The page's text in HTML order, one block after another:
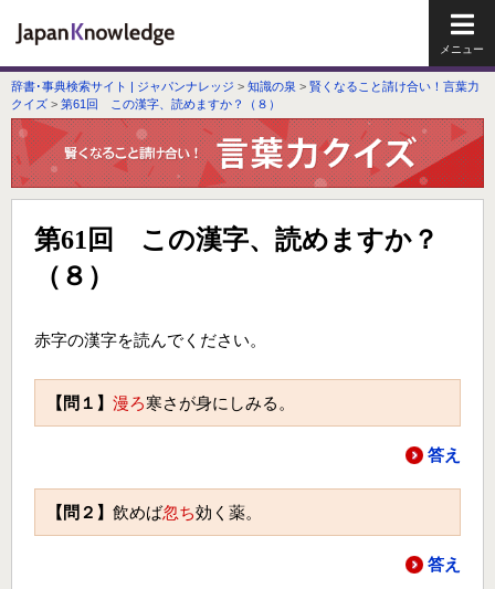
辞書･事典検索サイト | ジャパンナレッジ > 知識の泉 > 賢くなること請け合い！言葉力
クイズ > 第61回 この漢字、読めますか？（８）
第61回 この漢字、読めますか？
（８）
赤字の漢字を読んでください。
【問１】 漫ろ寒さが身にしみる。
答え
【問２】 飲めば忽ち効く薬。
答え